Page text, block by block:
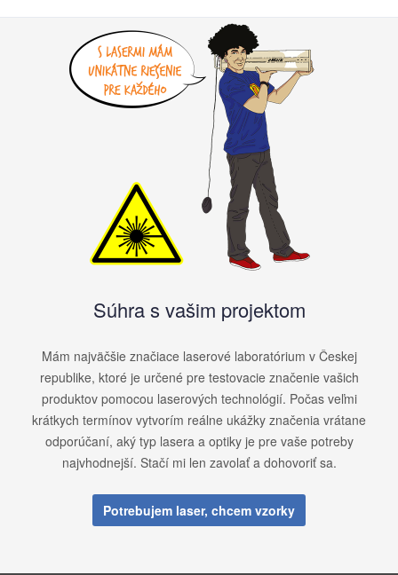
Súhra s vašim projektom
Mám najväčšie značiace laserové laboratórium v ​​Českej
republike, ktoré je určené pre testovacie značenie vašich
produktov pomocou laserových technológií. Počas veľmi
krátkych termínov vytvorím reálne ukážky značenia vrátane
odporúčaní, aký typ lasera a optiky je pre vaše potreby
najvhodnejší. Stačí mi len zavolať a dohovoriť sa.
Potrebujem laser, chcem vzorky